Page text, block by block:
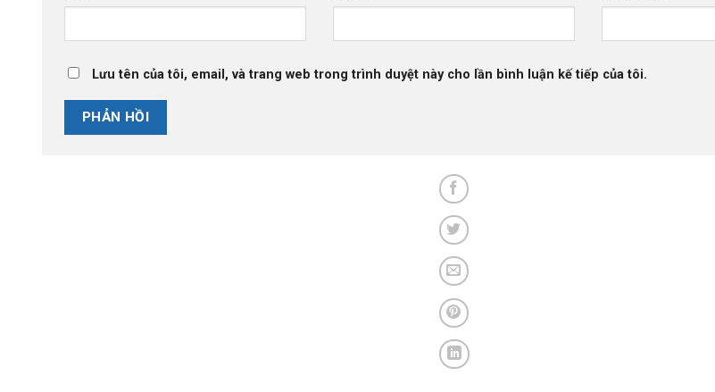
Lưu tên của tôi, email, và trang web trong trình duyệt này cho lần bình luận kế tiếp của tôi.